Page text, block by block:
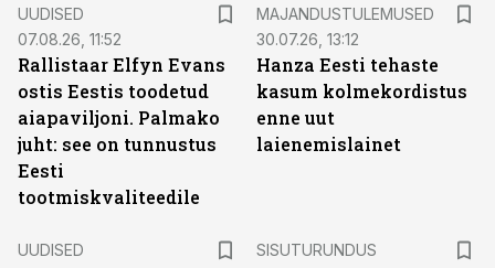
UUDISED
07.08.26, 11:52
Rallistaar Elfyn Evans
ostis Eestis toodetud
aiapaviljoni. Palmako
juht: see on tunnustus
Eesti
tootmiskvaliteedile
MAJANDUSTULEMUSED
30.07.26, 13:12
Hanza Eesti tehaste
kasum kolmekordistus
enne uut
laienemislainet
UUDISED
SISUTURUNDUS